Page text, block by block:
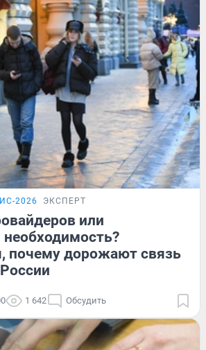
2026 ЭКСПЕРТ
или
почему дорожают связь
1 642 Обсудить